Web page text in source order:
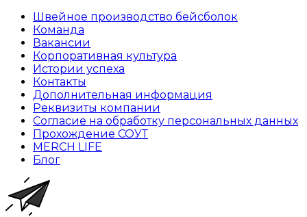
Швейное производство бейсболок
Команда
Вакансии
Корпоративная культура
Истории успеха
Контакты
Дополнительная информация
Реквизиты компании
Согласие на обработку персональных данных
Прохождение СОУТ
MERCH LIFE
Блог